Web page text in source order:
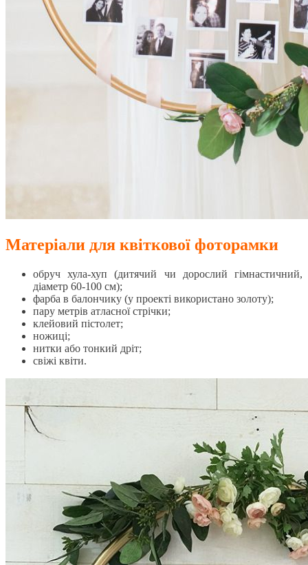
Матеріали для квіткової фоторамки
обруч хула-хуп (дитячий чи дорослий гімнастичний,
діаметр 60-100 см);
фарба в балончику (у проекті використано золоту);
пару метрів атласної стрічки;
клейовий пістолет;
ножиці;
нитки або тонкий дріт;
свіжі квіти.